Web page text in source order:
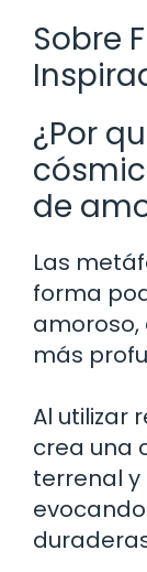
Sobre
¿Por
de
Las
forma
más
Al utilizar
crea una
terrenal